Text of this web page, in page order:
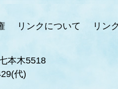
リンクについて リン
本木5518
代)